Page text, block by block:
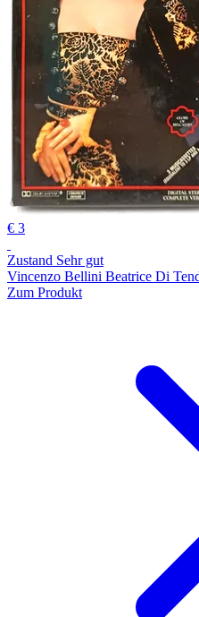
€ 3
Zustand Sehr gut
Vincenzo Bellini Beatrice Di
Zum Produkt